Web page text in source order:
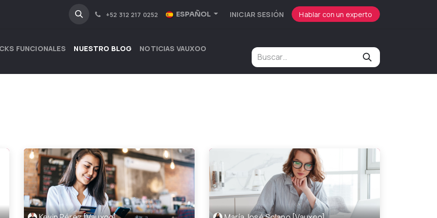
INDUSTRIAS +52 312 217 0252 ESPAÑOL INICIAR SESIÓN Hablar con un experto
FUNCIONALES NUESTRO BLOG
NOTICIAS VAUXOO